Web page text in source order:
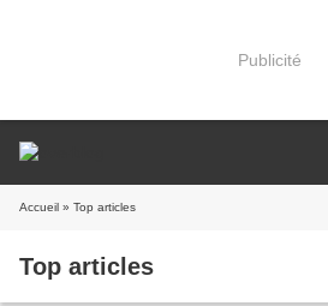
Publicité
Accueil » Top articles
Top articles